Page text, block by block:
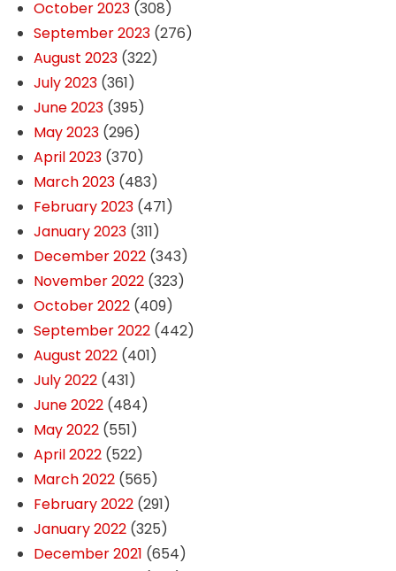
October 2023(308)
September 2023(276)
August 2023(322)
July 2023(361)
June 2023(395)
May 2023(296)
April 2023(370)
March 2023(483)
February 2023(471)
January 2023(311)
December 2022(343)
November 2022(323)
October 2022(409)
September 2022(442)
August 2022(401)
July 2022(431)
June 2022(484)
May 2022(551)
April 2022(522)
March 2022(565)
February 2022(291)
January 2022(325)
December 2021 (654)